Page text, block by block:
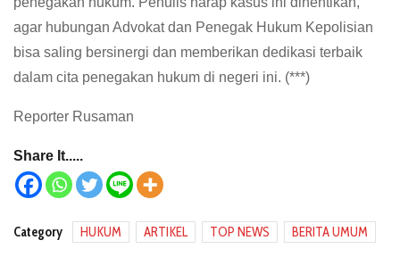
agar hubungan Advokat dan Penegak Hukum Kepolisian
bisa saling bersinergi dan memberikan dedikasi terbaik
dalam cita penegakan hukum di negeri ini. (***)
Reporter Rusaman
Share It.....
Category HUKUM ARTIKEL TOP NEWS BERITA UMUM